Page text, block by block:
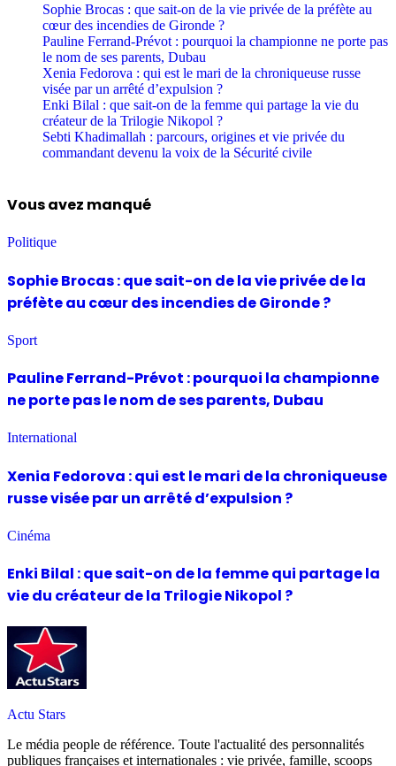
Sophie Brocas : que sait-on de la vie privée de la préfète au
cœur des incendies de Gironde ?
Pauline Ferrand-Prévot : pourquoi la championne ne porte pas
le nom de ses parents, Dubau
Xenia Fedorova : qui est le mari de la chroniqueuse russe
visée par un arrêté d’expulsion ?
Enki Bilal : que sait-on de la femme qui partage la vie du
créateur de la Trilogie Nikopol ?
Sebti Khadimallah : parcours, origines et vie privée du
commandant devenu la voix de la Sécurité civile
Vous avez manqué
Politique
Sophie Brocas : que sait-on de la vie privée de la
préfète au cœur des incendies de Gironde ?
Sport
Pauline Ferrand-Prévot : pourquoi la championne
ne porte pas le nom de ses parents, Dubau
International
Xenia Fedorova : qui est le mari de la chroniqueuse
russe visée par un arrêté d’expulsion ?
Cinéma
Enki Bilal : que sait-on de la femme qui partage la
vie du créateur de la Trilogie Nikopol ?
Actu Stars
Le média people de référence. Toute l'actualité des personnalités
publiques françaises et internationales : vie privée, famille, scoops